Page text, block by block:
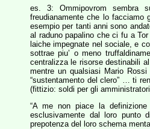
es. 3: Ommipovrom sembra
freudianamente che lo
esempio per tanti anni sono
al raduno papalino che ci fu a
laiche impegnate nel sociale, e
sottrae piu’ o meno
centralizza le risorse destinabili
mentre un qualsiasi Mario
“sustentamento del clero” … ti
(fittizio: soldi per gli
“A me non piace la
esclusivamente dal loro punto
prepotenza del loro schema